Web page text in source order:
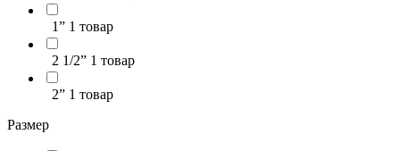
1” 1 товар
2 1/2” 1 товар
2” 1 товар
Размер